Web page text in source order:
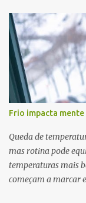
barriga diferente. O
por completo e já
show, é algo
tempos de ‘Clone’ e
agora, nessa
gratificante”,
do Brasil com a
"Simplesmente". O
inéditas, com
direção musical de
Frio impacta mente
Queda de
mas rotina pode
temperaturas mais
começam a marcar